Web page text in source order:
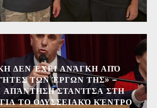
ΔΕΝ ΈΧΕΙ ΑΝΆΓΚΗ ΑΠΌ
ΤΩΝ ΈΡΓΩΝ ΤΗΣ» –
ΣΤΑΝΊΤΣΑ ΣΤΗ
ΤΟ ΟΔΥΣΣΕΙΑΚΌ ΚΈΝΤΡΟ